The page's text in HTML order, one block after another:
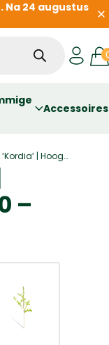
Na 24 augustus
Accessoires
leiboom | 280 – 300 cm
–